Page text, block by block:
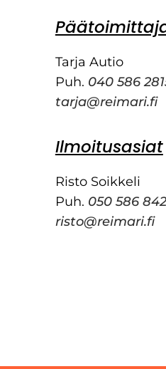
Tarja Autio
Puh. 040 586
tarja@reimari.fi
Ilmoitusasiat
Risto Soikkeli
Puh. 050 586
risto@reimari.fi